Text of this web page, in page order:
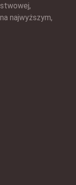
najwyższym,